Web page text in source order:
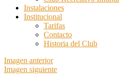
Instalaciones
Institucional
Tarifas
Contacto
Historia del Club
Imagen anterior
Imagen siguiente